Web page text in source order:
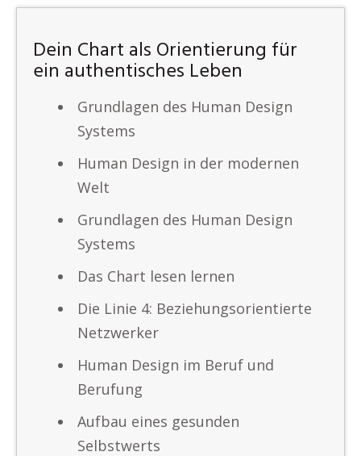
Dein Chart als Orientierung für
ein authentisches Leben
Grundlagen des Human Design
Systems
Human Design in der modernen
Welt
Grundlagen des Human Design
Systems
Das Chart lesen lernen
Die Linie 4: Beziehungsorientierte
Netzwerker
Human Design im Beruf und
Berufung
Aufbau eines gesunden
Selbstwerts